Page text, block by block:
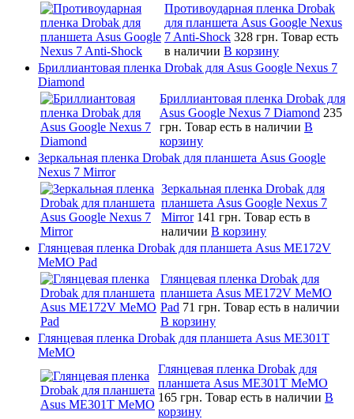
Противоударная пленка Drobak
для планшета Asus Google Nexus
7 Anti-Shock 328 грн. Товар есть
в наличии В корзину
Бриллиантовая пленка Drobak для Asus Google Nexus 7
Diamond
Бриллиантовая пленка Drobak для
Asus Google Nexus 7 Diamond 235
грн. Товар есть в наличии В
корзину
Зеркальная пленка Drobak для планшета Asus Google
Nexus 7 Mirror
Зеркальная пленка Drobak для
планшета Asus Google Nexus 7
Mirror 141 грн. Товар есть в
наличии В корзину
Глянцевая пленка Drobak для планшета Asus ME172V
MeMO Pad
Глянцевая пленка Drobak для
планшета Asus ME172V MeMO
Pad 71 грн. Товар есть в наличии
В корзину
Глянцевая пленка Drobak для планшета Asus ME301T
MeMO
Глянцевая пленка Drobak для
планшета Asus ME301T MeMO
165 грн. Товар есть в наличии В
корзину